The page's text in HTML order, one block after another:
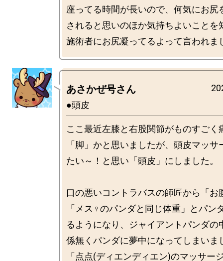
座ってる時間が長いので、何気にお尻
されると思いのほか気持ちよいことを
あさかぜ号さん
●頭皮
ここ最近左膝と右股関節がものすごく
「脚」かと思いましたが、頭皮マッサ
たい～！と思い「頭皮」にしました
口の悪いコントラバスの師匠から「お
「メス♀️のパンダと同じ体重」とパン
るようになり、ジャイアントパンダの
係無くパンダに夢中になってしまいま
「点点(ディエンディエン)のマッサー